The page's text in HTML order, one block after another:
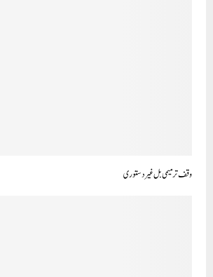
وقف ترمیمی بل غیر دستوری